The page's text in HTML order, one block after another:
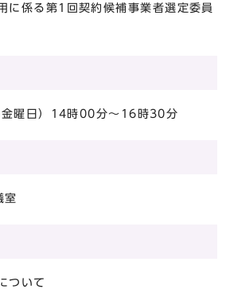
に係る第1回契約候補事業者選定委員
曜日）14時00分～16時30分
室
ついて